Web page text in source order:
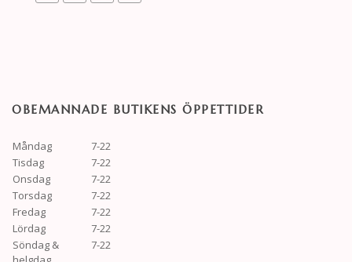
OBEMANNADE BUTIKENS ÖPPETTIDER
Måndag
7-22
Tisdag
7-22
Onsdag
7-22
Torsdag
7-22
Fredag
7-22
Lördag
7-22
Söndag &
7-22